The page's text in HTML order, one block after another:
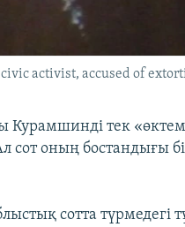
activist, accused of
Курамшинді тек
сот оның бостандығы
сотта